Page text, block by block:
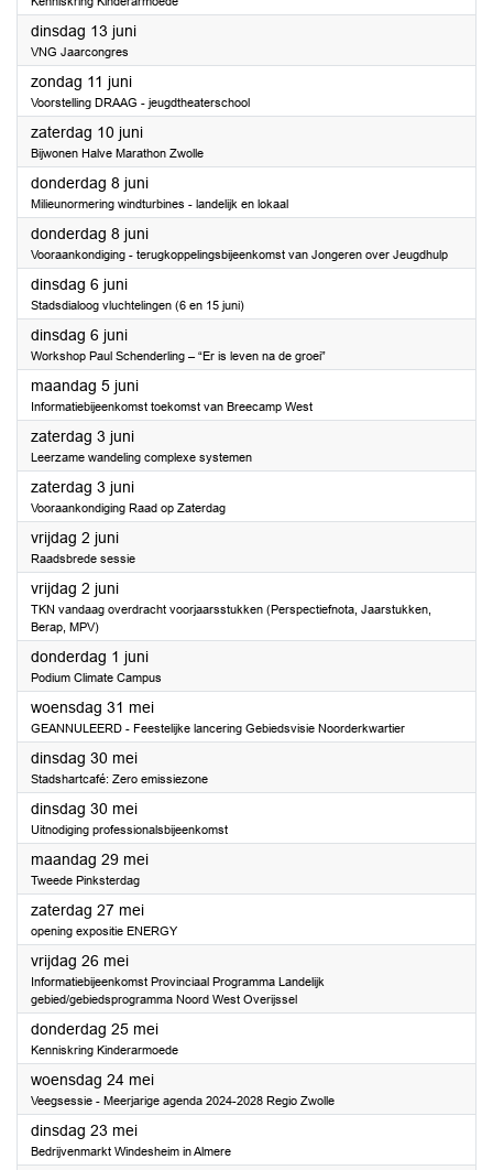
dinsdag 13 juni2023
VNG Jaarcongres
zondag 11 juni2023
Voorstelling DRAAG - jeugdtheaterschool
zaterdag 10 juni2023
Bijwonen Halve Marathon Zwolle
donderdag 8 juni2023
Milieunormering windturbines - landelijk en lokaal
donderdag 8 juni2023
Vooraankondiging - terugkoppelingsbijeenkomst van Jongeren over Jeugdhulp
dinsdag 6 juni2023
Stadsdialoog vluchtelingen (6 en 15 juni)
dinsdag 6 juni2023
Workshop Paul Schenderling – “Er is leven na de groei”
maandag 5 juni2023
Informatiebijeenkomst toekomst van Breecamp West
zaterdag 3 juni2023
Leerzame wandeling complexe systemen
zaterdag 3 juni2023
Vooraankondiging Raad op Zaterdag
vrijdag 2 juni2023
Raadsbrede sessie
vrijdag 2 juni2023
TKN vandaag overdracht voorjaarsstukken (Perspectiefnota, Jaarstukken,
Berap, MPV)
donderdag 1 juni2023
Podium Climate Campus
woensdag 31 mei2023
GEANNULEERD - Feestelijke lancering Gebiedsvisie Noorderkwartier
dinsdag 30 mei2023
Stadshartcafé: Zero emissiezone
dinsdag 30 mei2023
Uitnodiging professionalsbijeenkomst
maandag 29 mei2023
Tweede Pinksterdag
zaterdag 27 mei2023
opening expositie ENERGY
vrijdag 26 mei2023
Informatiebijeenkomst Provinciaal Programma Landelijk
gebied/gebiedsprogramma Noord West Overijssel
donderdag 25 mei2023
Kenniskring Kinderarmoede
woensdag 24 mei2023
Veegsessie - Meerjarige agenda 2024-2028 Regio Zwolle
dinsdag 23 mei2023
Bedrijvenmarkt Windesheim in Almere